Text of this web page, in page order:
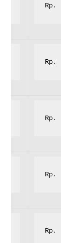
Rp.
Rp.
Rp.
Rp.
Rp.